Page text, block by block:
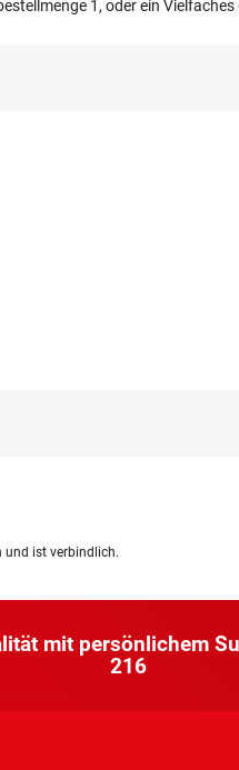
1, oder ein Vielfaches
und ist verbindlich.
mit persönlichem
216